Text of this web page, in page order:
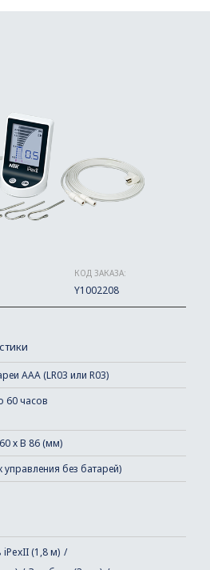
КОД ЗАКАЗА:
Y1002208
ААА (LR03 или R03)
60 часов
х В 86 (мм)
управления без батарей)
iPexII (1,8 м)